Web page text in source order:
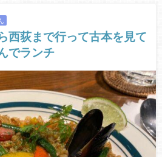
西荻まで行って古本を見て
でランチ